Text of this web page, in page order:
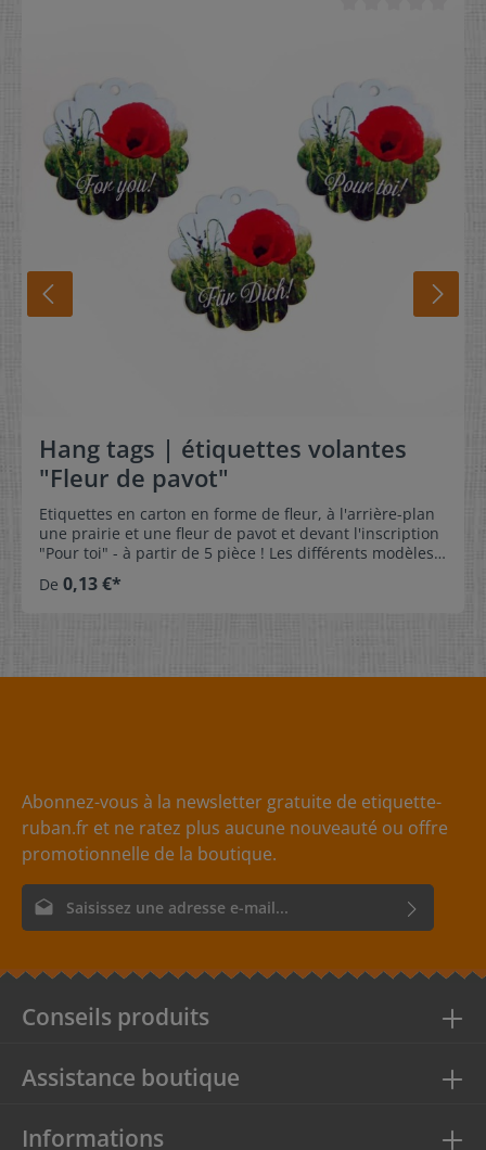
Hang tags | étiquettes volantes
"Fleur de pavot"
Etiquettes en carton en forme de fleur, à l'arrière-plan
une prairie et une fleur de pavot et devant l'inscription
"Pour toi" - à partir de 5 pièce ! Les différents modèles
été conçus avec la plus grande attention pour nos
De 0,13 €*
Abonnez-vous à la newsletter gratuite de etiquette-
ruban.fr et ne ratez plus aucune nouveauté ou offre
promotionnelle de la boutique.
Adresse e-mail*
acceptez nos
conditions générales
Conseils produits
Assistance boutique
Informations